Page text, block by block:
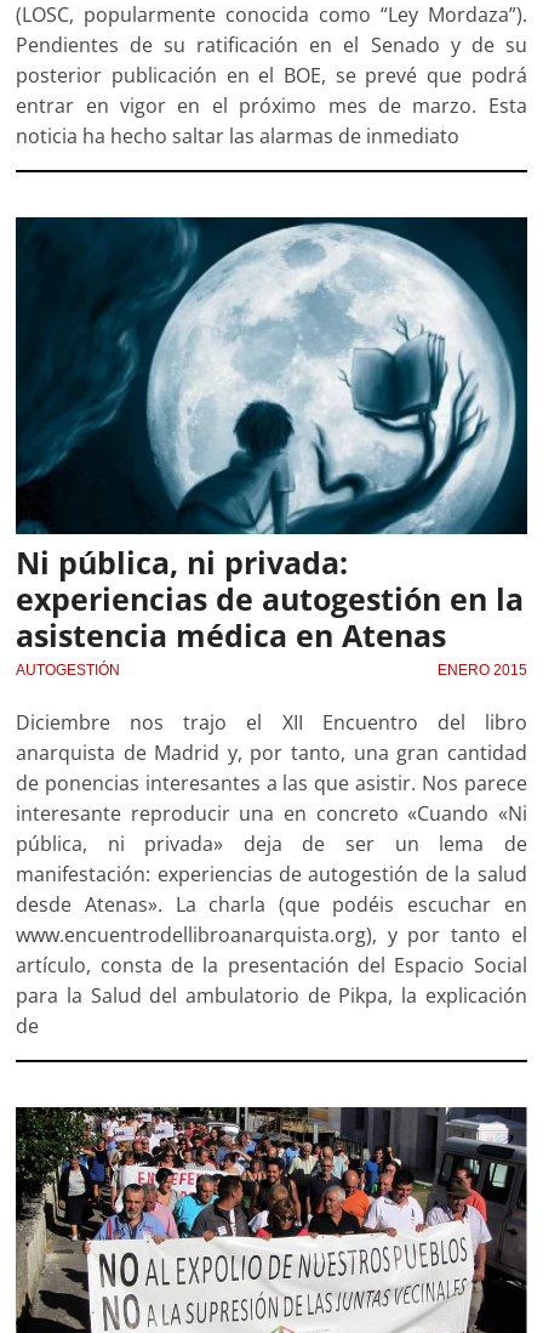
(LOSC, popularmente conocida como “Ley Mordaza”).
Pendientes de su ratificación en el Senado y de su
posterior publicación en el BOE, se prevé que podrá
entrar en vigor en el próximo mes de marzo. Esta
noticia ha hecho saltar las alarmas de inmediato
Ni pública, ni privada:
experiencias de autogestión en la
asistencia médica en Atenas
AUTOGESTIÓN ENERO 2015
Diciembre nos trajo el XII Encuentro del libro
anarquista de Madrid y, por tanto, una gran cantidad
de ponencias interesantes a las que asistir. Nos parece
interesante reproducir una en concreto «Cuando «Ni
pública, ni privada» deja de ser un lema de
manifestación: experiencias de autogestión de la salud
desde Atenas». La charla (que podéis escuchar en
www.encuentrodellibroanarquista.org), y por tanto el
artículo, consta de la presentación del Espacio Social
para la Salud del ambulatorio de Pikpa, la explicación
de